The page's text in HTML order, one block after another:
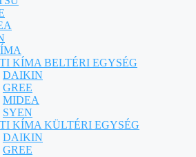
KÍMA BELTÉRI EGYSÉG
DAIKIN
GREE
MIDEA
SYEN
KÍMA KÜLTÉRI EGYSÉG
DAIKIN
GREE